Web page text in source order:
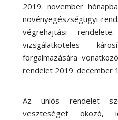
2019. november
növényegészségügyi
végrehajtási
vizsgálatköteles
forgalmazására
rendelet 2019. december
Az uniós rendelet
veszteséget okozó,